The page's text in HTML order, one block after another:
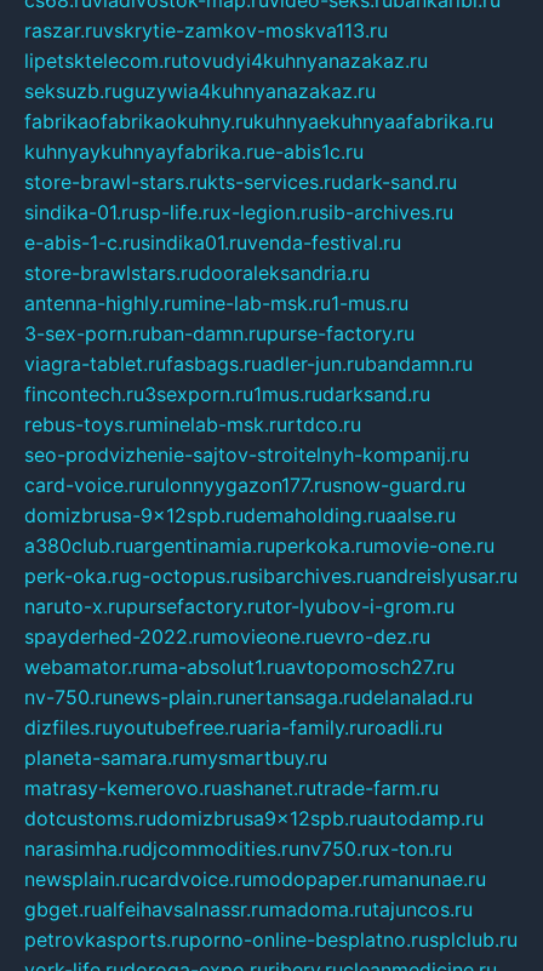
raszar.ruvskrytie-zamkov-moskva113.ru
lipetsktelecom.rutovudyi4kuhnyanazakaz.ru
seksuzb.ruguzywia4kuhnyanazakaz.ru
fabrikaofabrikaokuhny.rukuhnyaekuhnyaafabrika.ru
kuhnyaykuhnyayfabrika.rue-abis1c.ru
store-brawl-stars.rukts-services.rudark-sand.ru
sindika-01.rusp-life.rux-legion.rusib-archives.ru
e-abis-1-c.rusindika01.ruvenda-festival.ru
store-brawlstars.rudooraleksandria.ru
antenna-highly.rumine-lab-msk.ru1-mus.ru
3-sex-porn.ruban-damn.rupurse-factory.ru
viagra-tablet.rufasbags.ruadler-jun.rubandamn.ru
fincontech.ru3sexporn.ru1mus.rudarksand.ru
rebus-toys.ruminelab-msk.rurtdco.ru
seo-prodvizhenie-sajtov-stroitelnyh-kompanij.ru
card-voice.rurulonnyygazon177.rusnow-guard.ru
domizbrusa-9x12spb.rudemaholding.ruaalse.ru
a380club.ruargentinamia.ruperkoka.rumovie-one.ru
perk-oka.rug-octopus.rusibarchives.ruandreislyusar.ru
naruto-x.rupursefactory.rutor-lyubov-i-grom.ru
spayderhed-2022.rumovieone.ruevro-dez.ru
webamator.ruma-absolut1.ruavtopomosch27.ru
nv-750.runews-plain.runertansaga.rudelanalad.ru
dizfiles.ruyoutubefree.ruaria-family.ruroadli.ru
planeta-samara.rumysmartbuy.ru
matrasy-kemerovo.ruashanet.rutrade-farm.ru
dotcustoms.rudomizbrusa9x12spb.ruautodamp.ru
narasimha.rudjcommodities.runv750.rux-ton.ru
newsplain.rucardvoice.rumodopaper.rumanunae.ru
gbget.rualfeihavsalnassr.rumadoma.rutajuncos.ru
petrovkasports.ruporno-online-besplatno.rusplclub.ru